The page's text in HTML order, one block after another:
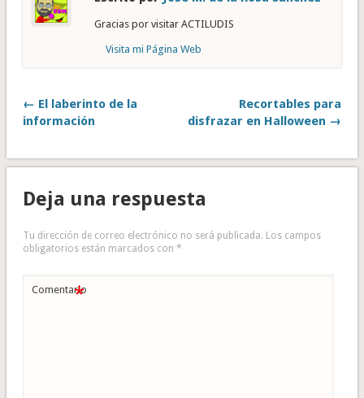
Gracias por visitar ACTILUDIS
Visita mi Página Web
← El laberinto de la
información
Recortables para
disfrazar en Halloween →
Deja una respuesta
Tu dirección de correo electrónico no será publicada. Los campos
obligatorios están marcados con *
Comentario
*